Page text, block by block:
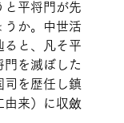
と平将門が先
うか。中世活
ると、凡そ平
門を滅ぼした
司を歴任し鎮
由来）に収斂